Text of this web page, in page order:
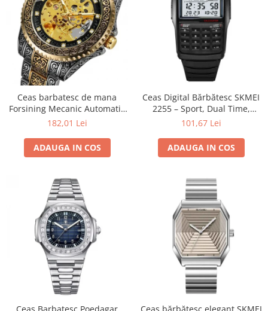
Ceas barbatesc de mana
Forsining Mecanic Automatic
Skeleton Analog Argintiu
182,01 Lei
ADAUGA IN COS
Ceas Digital Bărbătesc SKMEI
2255 – Sport, Dual Time,
Cronometru, Agenda
101,67 Lei
ADAUGA IN COS